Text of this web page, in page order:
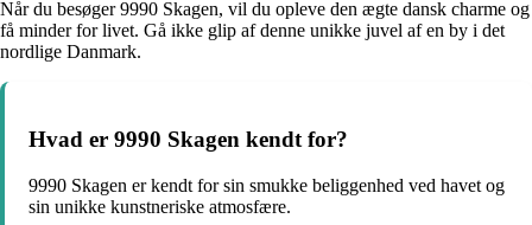
Når du besøger 9990 Skagen, vil du opleve den ægte dansk charme og
få minder for livet. Gå ikke glip af denne unikke juvel af en by i det
nordlige Danmark.
Hvad er 9990 Skagen kendt for?
9990 Skagen er kendt for sin smukke beliggenhed ved havet og
sin unikke kunstneriske atmosfære.